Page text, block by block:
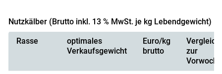
Nutzkälber (Brutto inkl. 13 % MwSt. je kg Lebendgewicht)
Rasse
optimales
Verkaufsgewicht
Euro/kg
brutto
Vergleich
zur
Vorwoche